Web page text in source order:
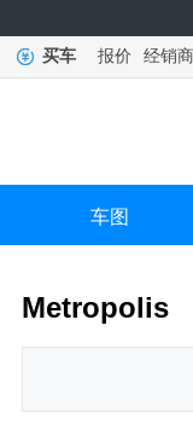
买车 报价 经销商
车图
Metropolis